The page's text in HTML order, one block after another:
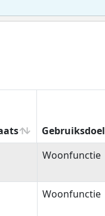
Gebruiksdoel
Gebruiksdoel
Woonfunctie
Woonfunctie